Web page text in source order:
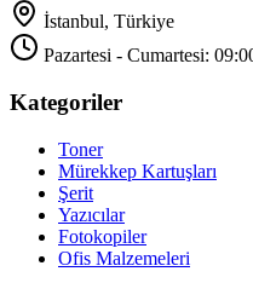
İstanbul, Türkiye
Pazartesi - Cumartesi:
Kategoriler
Toner
Mürekkep Kartuşları
Şerit
Yazıcılar
Fotokopiler
Ofis Malzemeleri